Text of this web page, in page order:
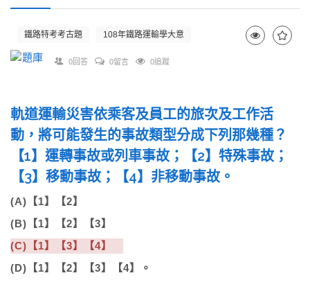
鐵路特考考古題 108年鐵路運輸學大意
0回答 0留言 0追蹤
軌道運輸災害依乘客及員工的旅次及工作活
動，將可能發生的事故類型分成下列那幾種？
【1】運轉事故或列車事故；【2】特殊事故；
【3】移動事故；【4】非移動事故。
(A)【1】【2】
(B)【1】【2】【3】
(C)【1】【3】【4】
(D)【1】【2】【3】【4】。